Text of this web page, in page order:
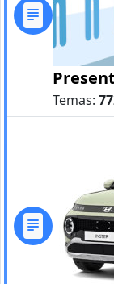
Temas: